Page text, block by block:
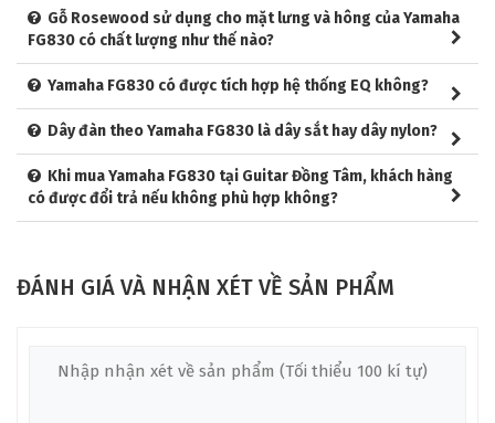
Để mang đến một chất âm chuyên sâu và đẳng cấp thì các
chất liệu gỗ để làm nên cây đàn chính là một trong những yếu
Guitar Acoustic Yamaha FG830
hữu cho mình những chất liệu gỗ cực kì chất lượng được
Yamaha tuyển chọn với sự kỹ lưỡng và chi tiết.
Gỗ Rosewood sử dụng cho mặt lưng và hông của Yamaha
FG830 có chất lượng như thế nào?
Yamaha FG830 có được tích hợp hệ thống EQ không?
Dây đàn theo Yamaha FG830 là dây sắt hay dây nylon?
Khi mua Yamaha FG830 tại Guitar Đồng Tâm, khách hàng
có được đổi trả nếu không phù hợp không?
ĐÁNH GIÁ VÀ NHẬN XÉT VỀ SẢN PHẨM